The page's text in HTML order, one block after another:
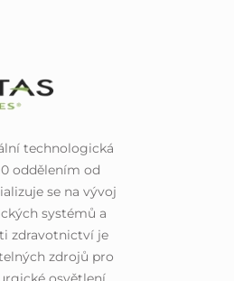
technologická
oddělením od
se na vývoj
systémů a
zdravotnictví je
zdrojů pro